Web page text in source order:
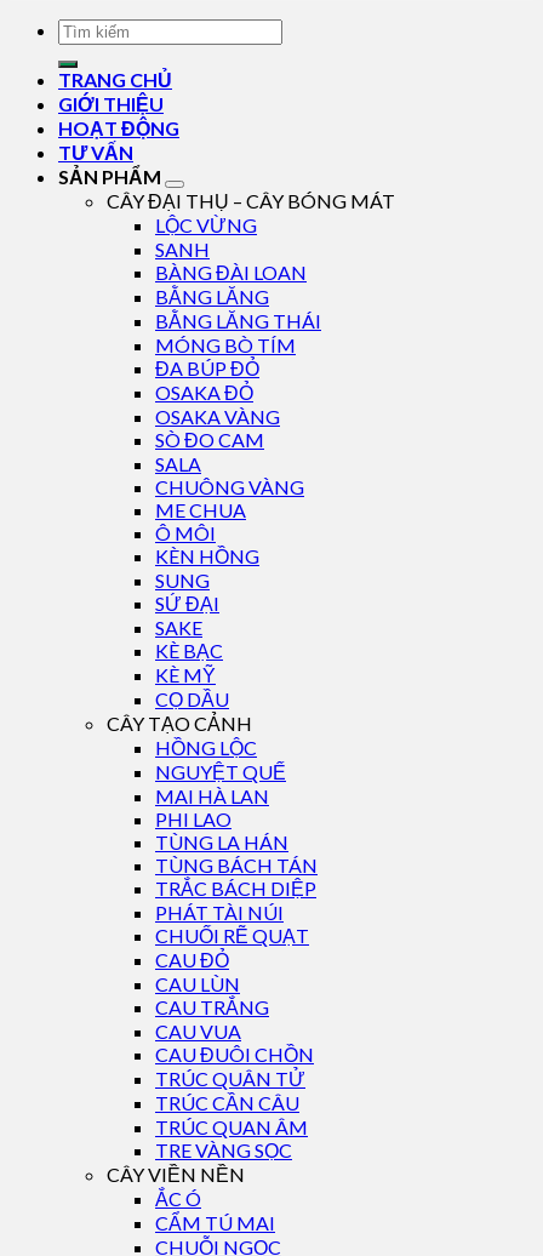
TRANG CHỦ
GIỚI THIỆU
HOẠT ĐỘNG
TƯ VẤN
SẢN PHẨM
CÂY ĐẠI THỤ – CÂY BÓNG MÁT
LỘC VỪNG
SANH
BÀNG ĐÀI LOAN
BẰNG LĂNG
BẰNG LĂNG THÁI
MÓNG BÒ TÍM
ĐA BÚP ĐỎ
OSAKA ĐỎ
OSAKA VÀNG
SÒ ĐO CAM
SALA
CHUÔNG VÀNG
ME CHUA
Ô MÔI
KÈN HỒNG
SUNG
SỨ ĐẠI
SAKE
KÈ BẠC
KÈ MỸ
CỌ DẦU
CÂY TẠO CẢNH
HỒNG LỘC
NGUYỆT QUẾ
MAI HÀ LAN
PHI LAO
TÙNG LA HÁN
TÙNG BÁCH TÁN
TRẮC BÁCH DIỆP
PHÁT TÀI NÚI
CHUỐI RẼ QUẠT
CAU ĐỎ
CAU LÙN
CAU TRẮNG
CAU VUA
CAU ĐUÔI CHỒN
TRÚC QUÂN TỬ
TRÚC CẦN CÂU
TRÚC QUAN ÂM
TRE VÀNG SỌC
CÂY VIỀN NỀN
ẮC Ó
CẨM TÚ MAI
CHUỖI NGỌC